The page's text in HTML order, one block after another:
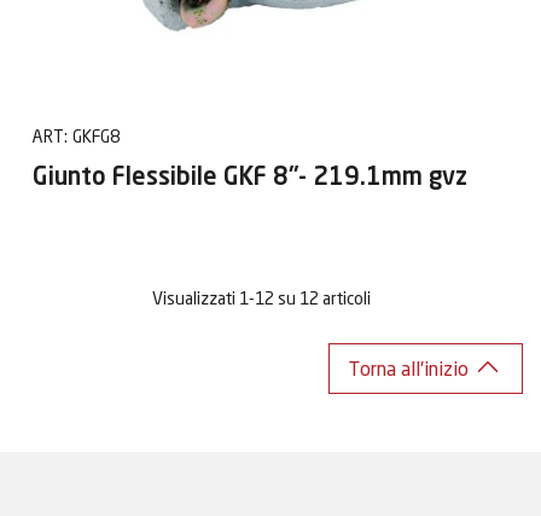
ART: GKFG8
Giunto Flessibile GKF 8"- 219.1mm gvz
Visualizzati 1-12 su 12 articoli
Torna all'inizio